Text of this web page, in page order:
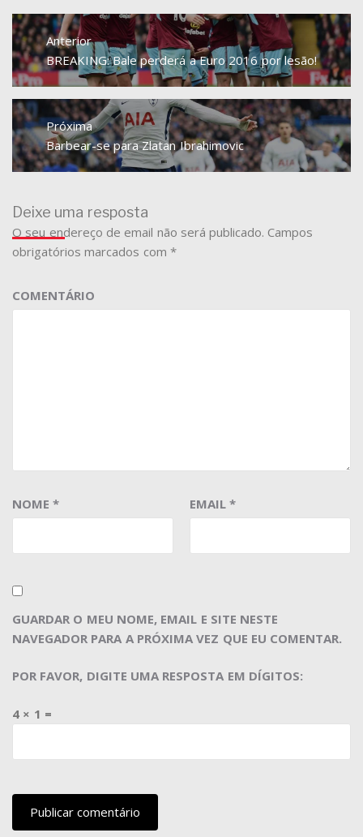
Navegação
de
artigos
Anterior
Previous
BREAKING: Bale perderá a Euro 2016 por lesão!
Próxima
Next
post:
Barbear-se para Zlatan Ibrahimovic
Deixe uma resposta
O seu endereço de email não será publicado. Campos
obrigatórios marcados com *
COMENTÁRIO
NOME* EMAIL*
GUARDAR O MEU NOME, EMAIL E SITE NESTE
NAVEGADOR PARA A PRÓXIMA VEZ QUE EU COMENTAR.
POR FAVOR, DIGITE UMA RESPOSTA EM DÍGITOS:
4 × 1 =